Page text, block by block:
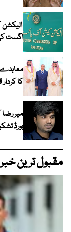
اگست
کا
میر
بورڈ
مقبول ترین